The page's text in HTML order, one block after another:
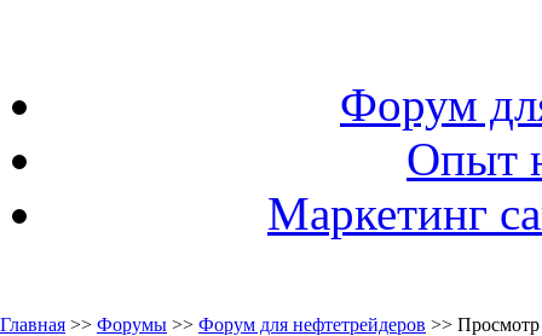
Форум
Опыт
Маркетинг
Главная >> Форумы >> Форум для нефтетрейдеров >>